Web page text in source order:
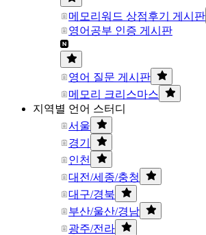
메모리워드 상점후기 게시판
영어공부 인증 게시판
영어 질문 게시판
메모리 크리스마스
지역별 언어 스터디
서울
경기
인천
대전/세종/충청
대구/경북
부산/울산/경남
광주/전라